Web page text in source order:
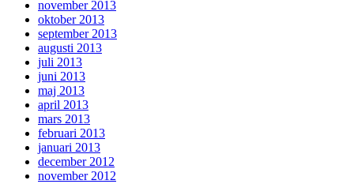
november 2013
oktober 2013
september 2013
augusti 2013
juli 2013
juni 2013
maj 2013
april 2013
mars 2013
februari 2013
januari 2013
december 2012
november 2012